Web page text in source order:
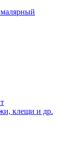
клещи и др.